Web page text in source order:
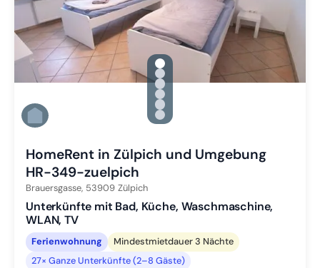
gallery.slide_selector
Zu Slide 1 wechseln
Zu Slide 2 wechseln
Zu Slide 3 wechseln
Zu Slide 4 wechseln
Zu Slide 5 wechseln
Zu Slide 6 wechseln
HomeRent in Zülpich und Umgebung
HR-349-zuelpich
Brauersgasse, 53909 Zülpich
Unterkünfte mit Bad, Küche, Waschmaschine,
WLAN, TV
Ferienwohnung
Mindestmietdauer 3 Nächte
27× Ganze Unterkünfte (2–8 Gäste)